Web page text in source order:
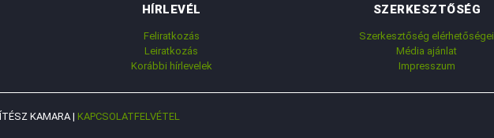
HÍRLEVÉL
Feliratkozás
Leiratkozás
Korábbi hírlevelek
SZERKESZTŐSÉG
Szerkesztőség elérhetőségei
Média ajánlat
Impresszum
KAMARA | KAPCSOLATFELVÉTEL